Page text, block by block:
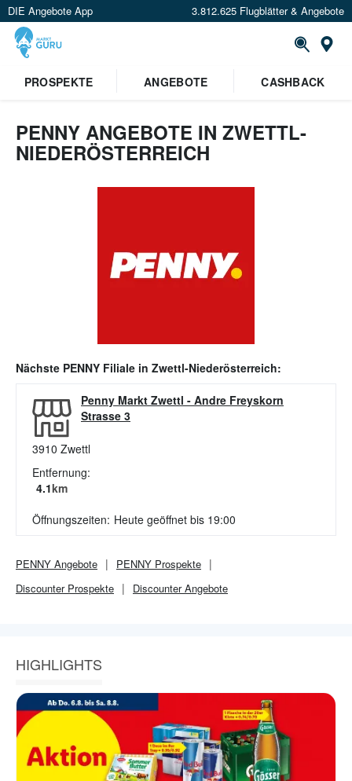
DIE Angebote App 3.812.625 Flugblätter & Angebote
PROSPEKTE
ANGEBOTE CASHBACK
PENNY ANGEBOTE IN ZWETTL-
NIEDERÖSTERREICH
Nächste PENNY Filiale in Zwettl-Niederösterreich:
Penny Markt Zwettl - Andre Freyskorn
Strasse 3
3910 Zwettl
Entfernung:
4.1km
Öffnungszeiten: Heute geöffnet bis 19:00
PENNY Angebote PENNY Prospekte
DiscounterProspekte DiscounterAngebote
HIGHLIGHTS